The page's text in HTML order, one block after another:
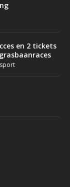
en 2 tickets